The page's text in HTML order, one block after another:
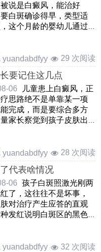
说是白癜风，能治好
白斑确诊得早，类型适
这个月龄的婴幼儿通过
yuandabdfyy 29 次阅读
要记住这几点
06
儿童患上白癜风，正
思路绝不是单靠某一项
完成，而是要综合多方
家长察觉到孩子皮肤出
yuandabdfyy 28 次阅读
代表啥情况
06 孩子白斑照激光刚两
了，这往往不是坏事，
对治疗产生应答的直观
发红说明白斑区的黑色
yuandabdfyy 32 次阅读